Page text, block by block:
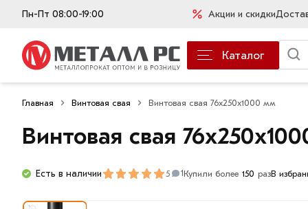
Пн-Пт 08:00-19:00 Акции и скидки
Каталог
Главная Винтовая свая Винтовая свая 76х250х1000 мм
Винтовая свая
Есть в наличии 5 1Купили более 150 разВ